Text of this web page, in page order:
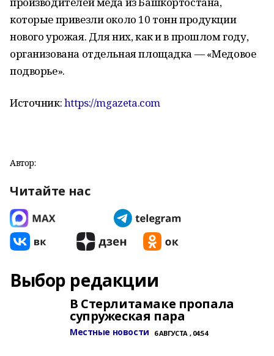
которые привезли около 10 тонн продукции
нового урожая. Для них, как и в прошлом году,
организована отдельная площадка — «Медовое
подворье».
Источник:https://mgazeta.com
Автор:
Читайте нас
Выбор редакции
В Стерлитамаке пропала
супружеская пара
Местные новости 6 АВГУСТА , 04:54